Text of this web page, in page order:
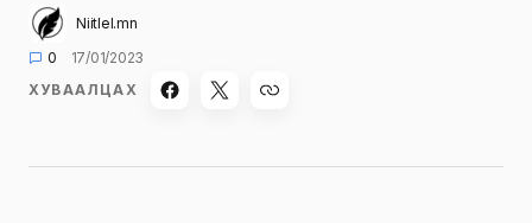
Niitlel.mn
0
17/01/2023
ХУВААЛЦАХ